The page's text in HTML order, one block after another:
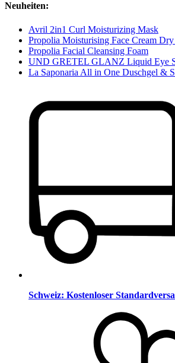
Neuheiten:
Avril 2in1 Curl Moisturizing Mask
Propolia Moisturising Face Cream
Propolia Facial Cleansing Foam
UND GRETEL GLANZ Liquid Eye
La Saponaria All in One Duschgel &
Schweiz: Kostenloser